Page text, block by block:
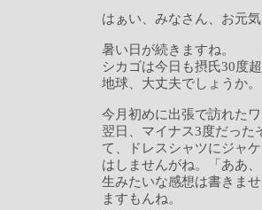
はぁい、みなさん、お元
暑い日が続きますね。
シカゴは今日も摂氏30度
地球、大丈夫でしょうか。
今月初めに出張で訪れた
翌日、マイナス3度だった
て、ドレスシャツにジャ
はしませんがね。「ああ
生みたいな感想は書きま
ますもんね。